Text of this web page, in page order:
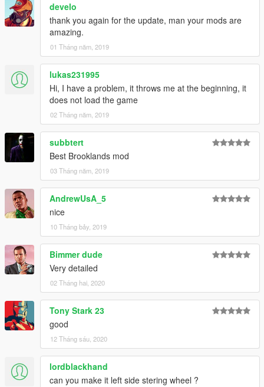
develo
thank you again for the update, man your mods are
amazing.
01 Tháng năm, 2019
lukas231995
Hi, I have a problem, it throws me at the beginning, it
does not load the game
02 Tháng năm, 2019
subbtert
Best Brooklands mod
03 Tháng năm, 2019
AndrewUsA_5
nice
10 Tháng bảy, 2019
Bimmer dude
Very detailed
02 Tháng hai, 2020
Tony Stark 23
good
12 Tháng sáu, 2020
lordblackhand
can you make it left side stering wheel ?